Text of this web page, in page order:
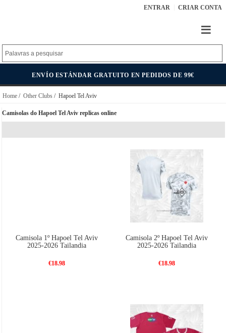
ENTRAR CRIAR CONTA
ENVÍO ESTÁNDAR GRATUITO EN PEDIDOS DE 99€
Home / Other Clubs / Hapoel Tel Aviv
Camisolas do Hapoel Tel Aviv replicas online
Camisola 1º Hapoel Tel Aviv
2025-2026 Tailandia
€18.98
Camisola 2º Hapoel Tel Aviv
2025-2026 Tailandia
€18.98